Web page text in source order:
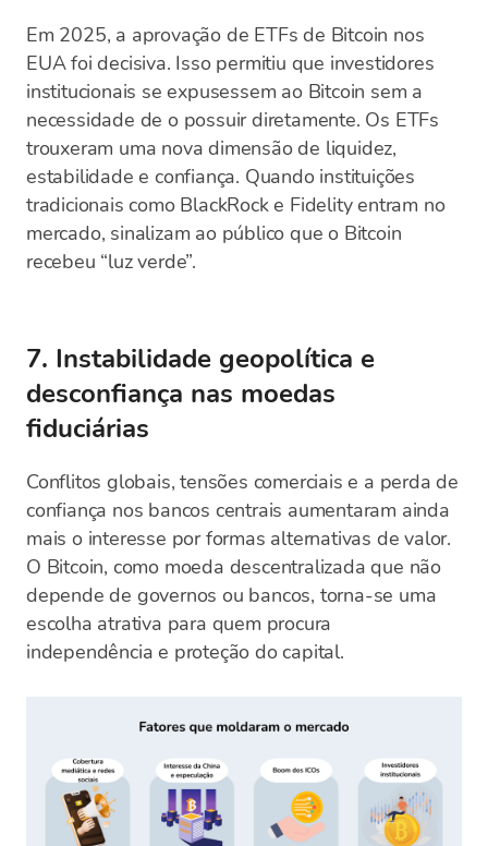
Em 2025, a aprovação de ETFs de Bitcoin nos
EUA foi decisiva. Isso permitiu que investidores
institucionais se expusessem ao Bitcoin sem a
necessidade de o possuir diretamente. Os ETFs
trouxeram uma nova dimensão de liquidez,
estabilidade e confiança. Quando instituições
tradicionais como BlackRock e Fidelity entram no
mercado, sinalizam ao público que o Bitcoin
recebeu “luz verde”.
7. Instabilidade geopolítica e
desconfiança nas moedas
fiduciárias
Conflitos globais, tensões comerciais e a perda de
confiança nos bancos centrais aumentaram ainda
mais o interesse por formas alternativas de valor.
O Bitcoin, como moeda descentralizada que não
depende de governos ou bancos, torna-se uma
escolha atrativa para quem procura
independência e proteção do capital.